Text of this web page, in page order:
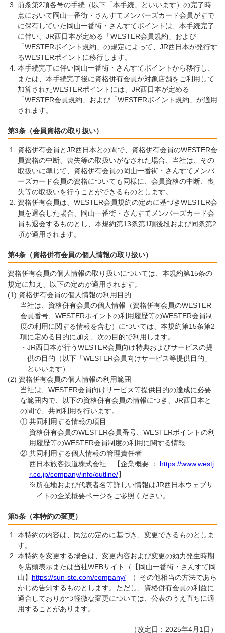
前条第2項各号の手続（以下「本手続」といいます）の完了時
点において岡山一番街・さんすてメンバーズカード会員がすで
に保有していた岡山一番街・さんすてポイントは、本手続完了
に伴い、JR西日本が定める「WESTER会員規約」および
「WESTERポイント規約」の規定によって、JR西日本が発行す
るWESTERポイントに移行します。
本手続完了に伴い岡山一番街・さんすてポイントから移行し、
または、本手続完了後に資格併有会員が対象店舗をご利用して
加算されたWESTERポイントには、JR西日本が定める
「WESTER会員規約」および「WESTERポイント規約」が適用
されます。
第3条（会員資格の取り扱い）
資格併有会員とJR西日本との間で、資格併有会員のWESTER会
員資格の中断、喪失等の取扱いがなされた場合、当社は、その
取扱いに準じて、資格併有会員の岡山一番街・さんすてメンバ
ーズカード会員の資格についても同様に、会員資格の中断、喪
失等の取扱いを行うことができるものとします。
資格併有会員は、WESTER会員規約の定めに基づきWESTER会
員を退会した場合、岡山一番街・さんすてメンバーズカード会
員も退会するものとし、本規約第13条第1項後段および同条第2
項が適用されます。
第4条（資格併有会員の個人情報の取り扱い）
資格併有会員の個人情報の取り扱いについては、本規約第15条の
規定に加え、以下の定めが適用されます。
資格併有会員の個人情報の利用目的
当社は、資格併有会員の個人情報（資格併有会員のWESTER
会員番号、WESTERポイントの利用履歴等のWESTER会員制
度の利用に関する情報を含む）については、本規約第15条第2
項に定める目的に加え、次の目的で利用します。
・JR西日本が行うWESTER会員向け特典およびサービスの提
供の目的（以下「WESTER会員向けサービス等提供目的」
といいます）
資格併有会員の個人情報の利用範囲
当社は、WESTER会員向けサービス等提供目的の達成に必要
な範囲内で、以下の資格併有会員の情報につき、JR西日本と
の間で、共同利用を行います。
① 共同利用する情報の項目
資格併有会員のWESTER会員番号、WESTERポイントの利
用履歴等のWESTER会員制度の利用に関する情報
② 共同利用する個人情報の管理責任者
西日本旅客鉄道株式会社 【企業概要 ： https://www.westj
r.co.jp/company/info/outline/】
※所在地および代表者名等詳しい情報はJR西日本ウェブサ
イトの企業概要ページをご参照ください。
第5条（本特約の変更）
本特約の内容は、民法の定めに基づき、変更できるものとしま
す。
本特約を変更する場合は、変更内容および変更の効力発生時期
を店頭表示または当社WEBサイト（【岡山一番街・さんすて岡
山】 https://sun-ste.com/company/）その他相当の方法であら
かじめ告知するものとします。ただし、資格併有会員の利益に
適合しておりかつ軽微な変更については、公表のうえ直ちに適
用することがあります。
（改定日：2025年4月1日）